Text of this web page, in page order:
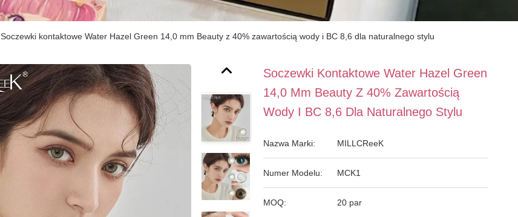
Soczewki kontaktowe Water Hazel Green 14,0 mm Beauty z 40% zawartością wody i BC 8,6 dla naturalnego stylu
Soczewki Kontaktowe Water Hazel Green
14,0 Mm Beauty Z 40% Zawartością
Wody I BC 8,6 Dla Naturalnego Stylu
Nazwa Marki: MILLCReeK
Numer Modelu: MCK1
MOQ: 20 par